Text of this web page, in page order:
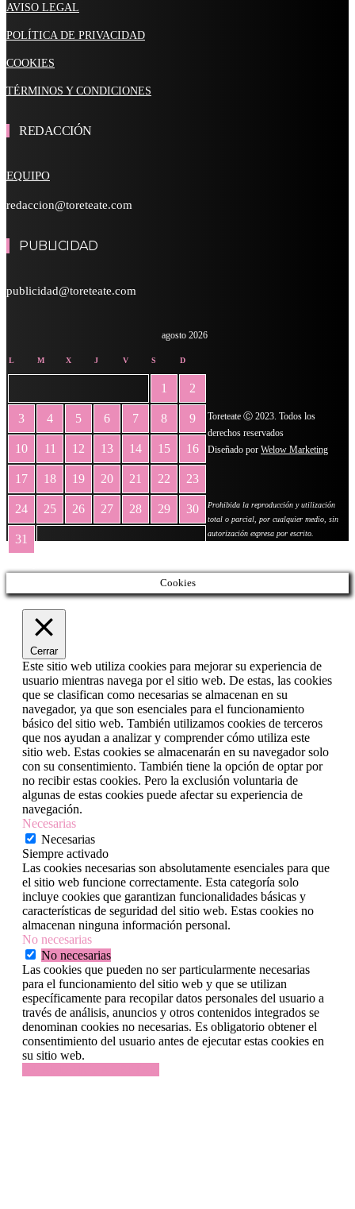
AVISO LEGAL
POLÍTICA DE PRIVACIDAD
COOKIES
TÉRMINOS Y CONDICIONES
REDACCIÓN
EQUIPO
redaccion@toreteate.com
PUBLICIDAD
publicidad@toreteate.com
agosto 2026
L M X J V S D
1 2
3 4 5 6 7 8 9
10 11 12 13 14 15 16
17 18 19 20 21 22 23
24 25 26 27 28 29 30
31
Toreteate Ⓒ 2023. Todos los
derechos reservados
Diseñado por Welow Marketing
Prohibida la reproducción y utilización
total o parcial, por cualquier medio, sin
autorización expresa por escrito.
Cookies
Cerrar
Este sitio web utiliza cookies para mejorar su experiencia de
usuario mientras navega por el sitio web. De estas, las cookies
que se clasifican como necesarias se almacenan en su
navegador, ya que son esenciales para el funcionamiento
básico del sitio web. También utilizamos cookies de terceros
que nos ayudan a analizar y comprender cómo utiliza este
sitio web. Estas cookies se almacenarán en su navegador solo
con su consentimiento. También tiene la opción de optar por
no recibir estas cookies. Pero la exclusión voluntaria de
algunas de estas cookies puede afectar su experiencia de
navegación.
Necesarias
Necesarias
Siempre activado
Las cookies necesarias son absolutamente esenciales para que
el sitio web funcione correctamente. Esta categoría solo
incluye cookies que garantizan funcionalidades básicas y
características de seguridad del sitio web. Estas cookies no
almacenan ninguna información personal.
No necesarias
No necesarias
Las cookies que pueden no ser particularmente necesarias
para el funcionamiento del sitio web y que se utilizan
específicamente para recopilar datos personales del usuario a
través de análisis, anuncios y otros contenidos integrados se
denominan cookies no necesarias. Es obligatorio obtener el
consentimiento del usuario antes de ejecutar estas cookies en
su sitio web.